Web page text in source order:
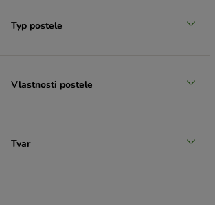
Typ postele
Vlastnosti postele
Tvar